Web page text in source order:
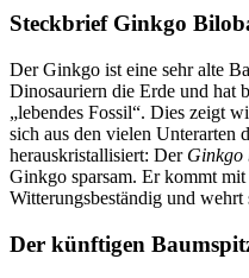
Steckbrief Ginkgo
Der Ginkgo ist eine sehr alte
Dinosauriern die Erde und hat
„lebendes Fossil“. Dies zeigt
sich aus den vielen Unterarten
herauskristallisiert: Der Ginkgo
Ginkgo sparsam. Er kommt
Witterungsbeständig und
Der künftigen